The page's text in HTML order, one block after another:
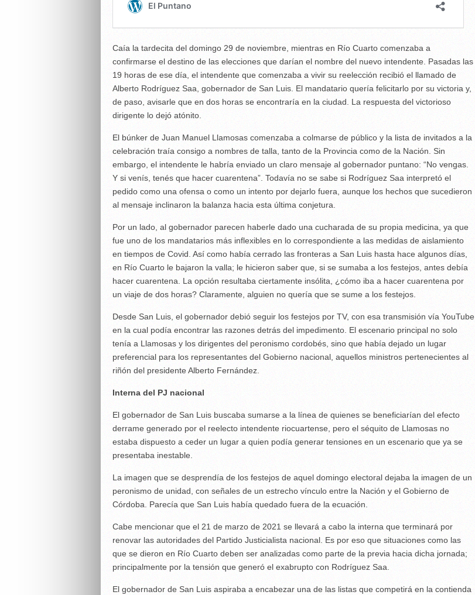
Caía la tardecita del domingo 29 de noviembre, mientras en Río Cuarto comenzaba a
confirmarse el destino de las elecciones que darían el nombre del nuevo intendente. Pasadas las
19 horas de ese día, el intendente que comenzaba a vivir su reelección recibió el llamado de
Alberto Rodríguez Saa, gobernador de San Luis. El mandatario quería felicitarlo por su victoria y,
de paso, avisarle que en dos horas se encontraría en la ciudad. La respuesta del victorioso
dirigente lo dejó atónito.
El búnker de Juan Manuel Llamosas comenzaba a colmarse de público y la lista de invitados a la
celebración traía consigo a nombres de talla, tanto de la Provincia como de la Nación. Sin
embargo, el intendente le habría enviado un claro mensaje al gobernador puntano: “No vengas.
Y si venís, tenés que hacer cuarentena”. Todavía no se sabe si Rodríguez Saa interpretó el
pedido como una ofensa o como un intento por dejarlo fuera, aunque los hechos que sucedieron
al mensaje inclinaron la balanza hacia esta última conjetura.
Por un lado, al gobernador parecen haberle dado una cucharada de su propia medicina, ya que
fue uno de los mandatarios más inflexibles en lo correspondiente a las medidas de aislamiento
en tiempos de Covid. Así como había cerrado las fronteras a San Luis hasta hace algunos días,
en Río Cuarto le bajaron la valla; le hicieron saber que, si se sumaba a los festejos, antes debía
hacer cuarentena. La opción resultaba ciertamente insólita, ¿cómo iba a hacer cuarentena por
un viaje de dos horas? Claramente, alguien no quería que se sume a los festejos.
Desde San Luis, el gobernador debió seguir los festejos por TV, con esa transmisión vía YouTube
en la cual podía encontrar las razones detrás del impedimento. El escenario principal no solo
tenía a Llamosas y los dirigentes del peronismo cordobés, sino que había dejado un lugar
preferencial para los representantes del Gobierno nacional, aquellos ministros pertenecientes al
riñón del presidente Alberto Fernández.
Interna del PJ nacional
El gobernador de San Luis buscaba sumarse a la línea de quienes se beneficiarían del efecto
derrame generado por el reelecto intendente riocuartense, pero el séquito de Llamosas no
estaba dispuesto a ceder un lugar a quien podía generar tensiones en un escenario que ya se
presentaba inestable.
La imagen que se desprendía de los festejos de aquel domingo electoral dejaba la imagen de un
peronismo de unidad, con señales de un estrecho vínculo entre la Nación y el Gobierno de
Córdoba. Parecía que San Luis había quedado fuera de la ecuación.
Cabe mencionar que el 21 de marzo de 2021 se llevará a cabo la interna que terminará por
renovar las autoridades del Partido Justicialista nacional. Es por eso que situaciones como las
que se dieron en Río Cuarto deben ser analizadas como parte de la previa hacia dicha jornada;
principalmente por la tensión que generó el exabrupto con Rodríguez Saa.
El gobernador de San Luis aspiraba a encabezar una de las listas que competirá en la contienda